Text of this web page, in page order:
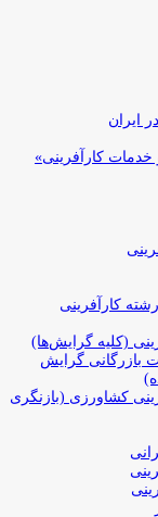
ایران
کارآفرینی»
کارآفرینی
(کلیه گرایش‌ها)
بازرگانی گرایش
کشاورزی (بازنگری